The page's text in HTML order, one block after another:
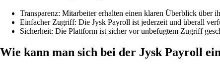
Transparenz: Mitarbeiter erhalten einen klaren Überblick über
Einfacher Zugriff: Die Jysk Payroll ist jederzeit und überall
Sicherheit: Die Plattform ist sicher vor unbefugtem Zugriff
Wie kann man sich bei der Jysk Payroll